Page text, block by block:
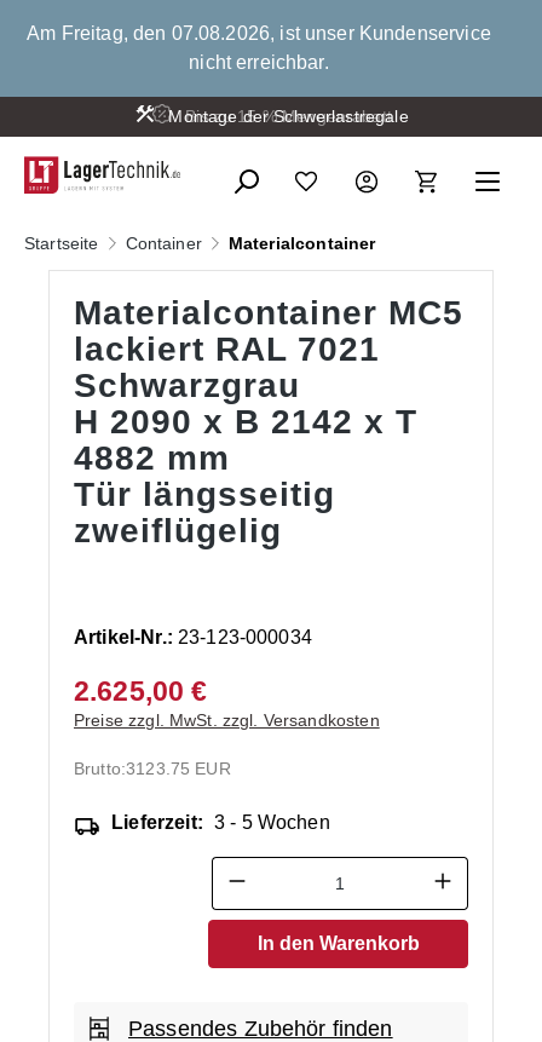
springen
Am Freitag, den 07.08.2026, ist unser Kundenservice
nicht erreichbar.
Bis zu 15 % Mengenrabatt
Montage der Schwerlastregale
Startseite Container Materialcontainer
Materialcontainer MC5
lackiert RAL 7021
Schwarzgrau
H 2090 x B 2142 x T
4882 mm
Tür längsseitig
zweiflügelig
Artikel-Nr.: 23-123-000034
2.625,00 €
Preise zzgl. MwSt. zzgl. Versandkosten
Brutto:3123.75 EUR
Lieferzeit: 3 - 5 Wochen
Produkt Anzahl: Gib den
In den Warenkorb
Passendes Zubehör finden